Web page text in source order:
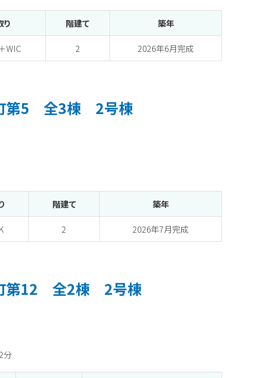
り 階建て 築年
WIC 2 2026年6月完成
第5 全3棟 2号棟
階建て 築年
2 2026年7月完成
第12 全2棟 2号棟
分